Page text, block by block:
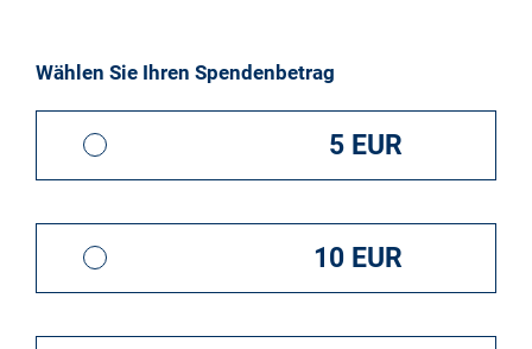
Wählen Sie Ihren Spendenbetrag
5 EUR
10 EUR